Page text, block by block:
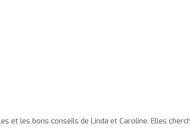
et les bons conseils de Linda et Caroline. Elles